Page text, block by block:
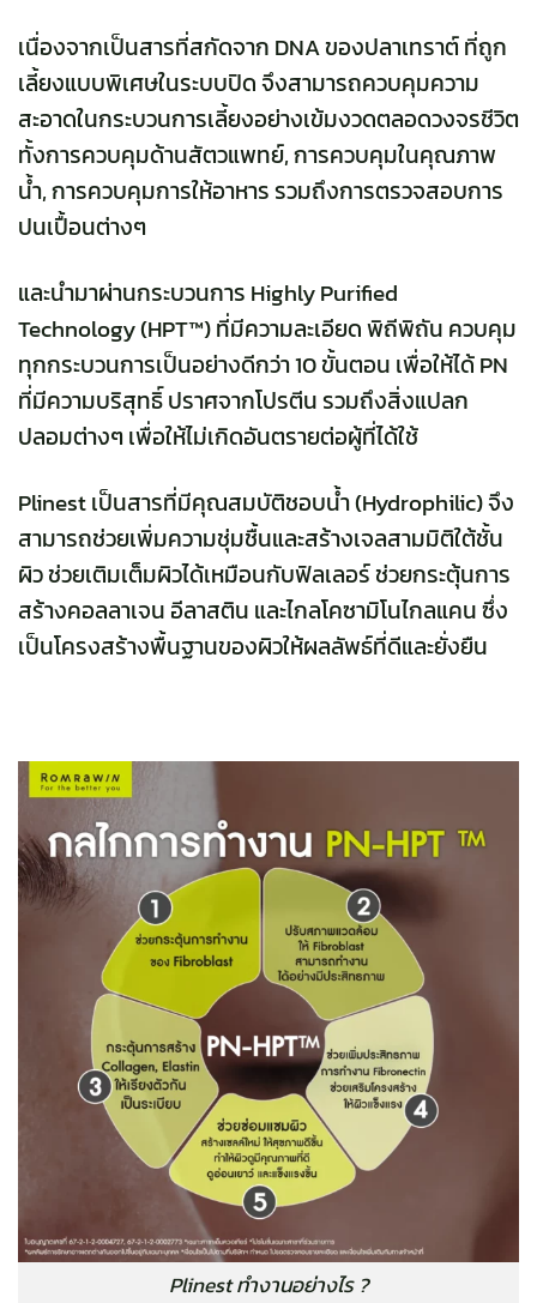
เนื่องจากเป็นสารที่สกัดจาก DNA ของปลาเทราต์ ที่ถูก
เลี้ยงแบบพิเศษในระบบปิด จึงสามารถควบคุมความ
สะอาดในกระบวนการเลี้ยงอย่างเข้มงวดตลอดวงจรชีวิต
ทั้งการควบคุมด้านสัตวแพทย์, การควบคุมในคุณภาพ
น้ำ, การควบคุมการให้อาหาร รวมถึงการตรวจสอบการ
ปนเปื้อนต่างๆ
และนำมาผ่านกระบวนการ Highly Purified
Technology (HPT™) ที่มีความละเอียด พิถีพิถัน ควบคุม
ทุกกระบวนการเป็นอย่างดีกว่า 10 ขั้นตอน เพื่อให้ได้ PN
ที่มีความบริสุทธิ์ ปราศจากโปรตีน รวมถึงสิ่งแปลก
ปลอมต่างๆ เพื่อให้ไม่เกิดอันตรายต่อผู้ที่ได้ใช้
Plinest เป็นสารที่มีคุณสมบัติชอบน้ำ (Hydrophilic) จึง
สามารถช่วยเพิ่มความชุ่มชื้นและสร้างเจลสามมิติใต้ชั้น
ผิว ช่วยเติมเต็มผิวได้เหมือนกับฟิลเลอร์ ช่วยกระตุ้นการ
สร้างคอลลาเจน อีลาสติน และไกลโคซามิโนไกลแคน ซึ่ง
เป็นโครงสร้างพื้นฐานของผิวให้ผลลัพธ์ที่ดีและยั่งยืน
Plinest ทำงานอย่างไร ?